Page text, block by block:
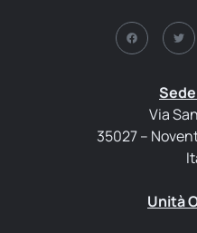
Via
35027 –
Unità